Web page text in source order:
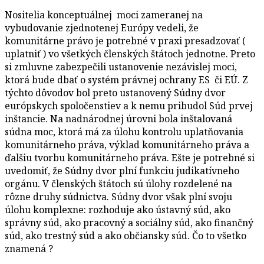
Nositelia konceptuálnej moci zameranej na
vybudovanie zjednotenej Európy vedeli, že
komunitárne právo je potrebné v praxi presadzovať (
uplatniť ) vo všetkých členských štátoch jednotne. Preto
si zmluvne zabezpečili ustanovenie nezávislej moci,
ktorá bude dbať o systém právnej ochrany ES či EÚ. Z
týchto dôvodov bol preto ustanovený Súdny dvor
európskych spoločenstiev a k nemu pribudol Súd prvej
inštancie. Na nadnárodnej úrovni bola inštalovaná
súdna moc, ktorá má za úlohu kontrolu uplatňovania
komunitárneho práva, výklad komunitárneho práva a
ďalšiu tvorbu komunitárneho práva. Ešte je potrebné si
uvedomiť, že Súdny dvor plní funkciu judikatívneho
orgánu. V členských štátoch sú úlohy rozdelené na
rôzne druhy súdnictva. Súdny dvor však plní svoju
úlohu komplexne: rozhoduje ako ústavný súd, ako
správny súd, ako pracovný a sociálny súd, ako finančný
súd, ako trestný súd a ako občiansky súd. Čo to všetko
znamená ?